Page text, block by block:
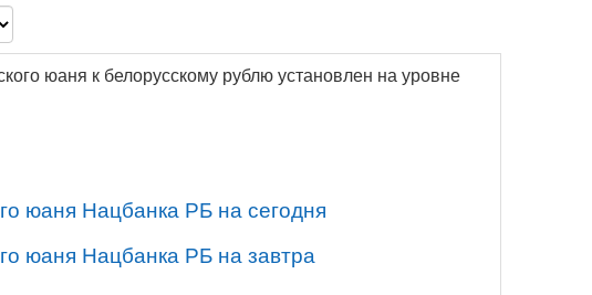
юаня к белорусскому рублю установлен на уровне
юаня Нацбанка РБ на сегодня
юаня Нацбанка РБ на завтра